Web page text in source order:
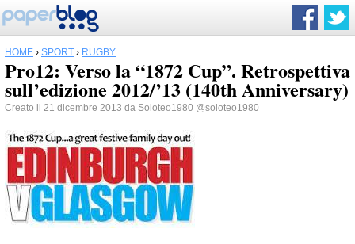
HOME › SPORT › RUGBY
Pro12: Verso la “1872 Cup”. Retrospettiva
sull’edizione 2012/’13 (140th Anniversary)
Creato il 21 dicembre 2013 da Soloteo1980 @soloteo1980